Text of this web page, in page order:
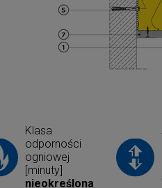
Klasa
odporności
ogniowej
[minuty]
nieokreślona